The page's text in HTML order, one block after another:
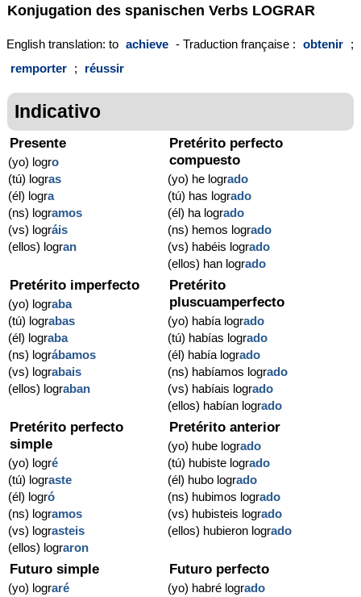
Konjugation des spanischen Verbs LOGRAR
English translation: to achieve - Traduction française : obtenir ;
remporter ; réussir
Indicativo
Presente
(yo) logro
(tú) logras
(él) logra
(ns) logramos
(vs) lográis
(ellos) logran
Pretérito perfecto
compuesto
(yo) he logrado
(tú) has logrado
(él) ha logrado
(ns) hemos logrado
(vs) habéis logrado
(ellos) han logrado
Pretérito imperfecto
(yo) lograba
(tú) lograbas
(él) lograba
(ns) lográbamos
(vs) lograbais
(ellos) lograban
Pretérito
pluscuamperfecto
(yo) había logrado
(tú) habías logrado
(él) había logrado
(ns) habíamos logrado
(vs) habíais logrado
(ellos) habían logrado
Pretérito perfecto
simple
(yo) logré
(tú) lograste
(él) logró
(ns) logramos
(vs) lograsteis
(ellos) lograron
Pretérito anterior
(yo) hube logrado
(tú) hubiste logrado
(él) hubo logrado
(ns) hubimos logrado
(vs) hubisteis logrado
(ellos) hubieron logrado
Futuro simple
(yo) lograré
Futuro perfecto
(yo) habré logrado